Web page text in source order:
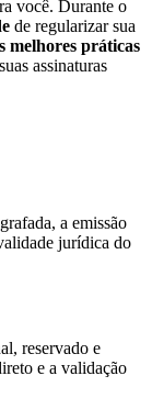
você. Durante o
de regularizar sua
melhores práticas
assinaturas
a emissão
jurídica do
reservado e
e a validação